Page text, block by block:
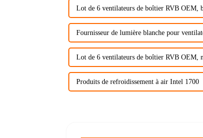
Lot de 6 ventilateurs de boîtier RVB OEM,
Fournisseur de lumière blanche pour
Lot de 6 ventilateurs de boîtier RVB OEM,
Produits de refroidissement à air Intel 1700